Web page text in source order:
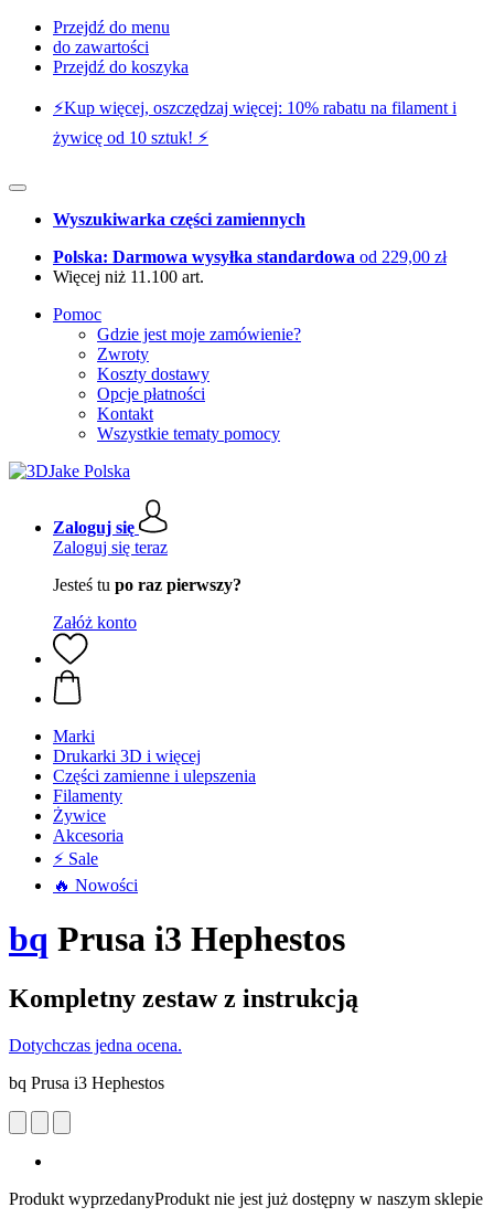
Przejdź do menu
do zawartości
Przejdź do koszyka
⚡️Kup więcej, oszczędzaj więcej: 10% rabatu na filament i
żywicę od 10 sztuk! ⚡️
Wyszukiwarka części zamiennych
Polska: Darmowa wysyłka standardowa od 229,00 zł
Więcej niż 11.100 art.
Pomoc
Gdzie jest moje zamówienie?
Zwroty
Koszty dostawy
Opcje płatności
Kontakt
Wszystkie tematy pomocy
Zaloguj się
Zaloguj się teraz
Jesteś tu po raz pierwszy?
Załóż konto
Marki
Drukarki 3D i więcej
Części zamienne i ulepszenia
Filamenty
Żywice
Akcesoria
⚡ Sale
🔥 Nowości
bq Prusa i3 Hephestos
Kompletny zestaw z instrukcją
Dotychczas jedna ocena.
bq Prusa i3 Hephestos
Produkt wyprzedanyProdukt nie jest już dostępny w naszym sklepie